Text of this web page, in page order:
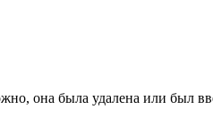
она была удалена или